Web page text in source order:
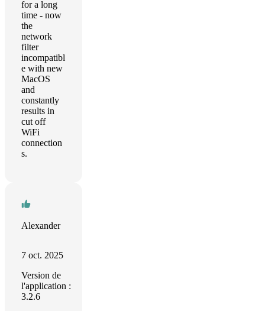
for a long
time - now
the
network
filter
incompatibl
e with new
MacOS
and
constantly
results in
cut off
WiFi
connection
s.
Alexander
7 oct. 2025
Version de
l'application :
3.2.6